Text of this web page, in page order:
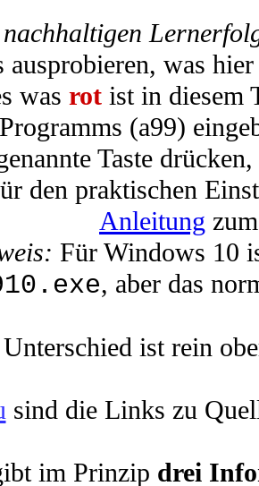
ausprobieren, was
was rotist in diesem
Programms (a99)
Taste
den praktischen
Anleitung
Für Windows 10
, aber das
ist rein
sind die Links zu
im Prinzip drei